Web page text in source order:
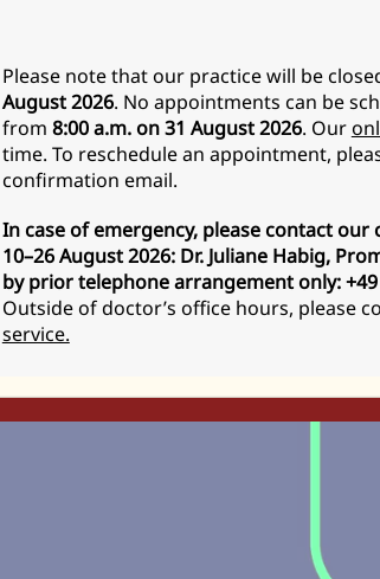
in der u.a. Liste nicht zu finden
navigieren und den
Krankenkassen-App
Please note that our practice will be
August 2026. No appointments can be
from 8:00 a.m. on 31 August 2026. Our
time. To reschedule an appointment,
confirmation email.
In case of emergency, please contact our
10–26 August 2026: Dr. Juliane Habig,
by prior telephone arrangement only: +49
Outside of doctor’s office hours, please
service.